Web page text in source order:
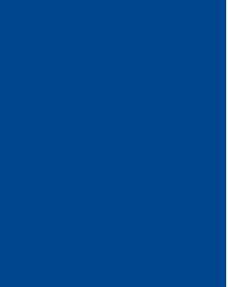
(dB(A))
(cm² - mm)